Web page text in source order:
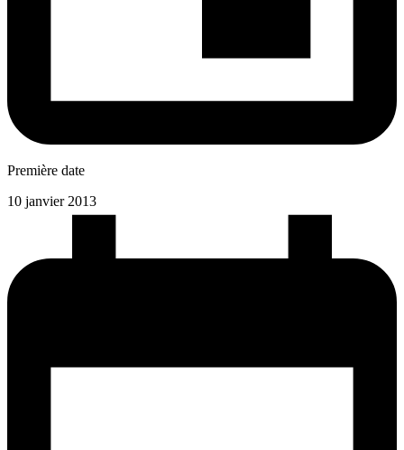
Première date
10 janvier 2013